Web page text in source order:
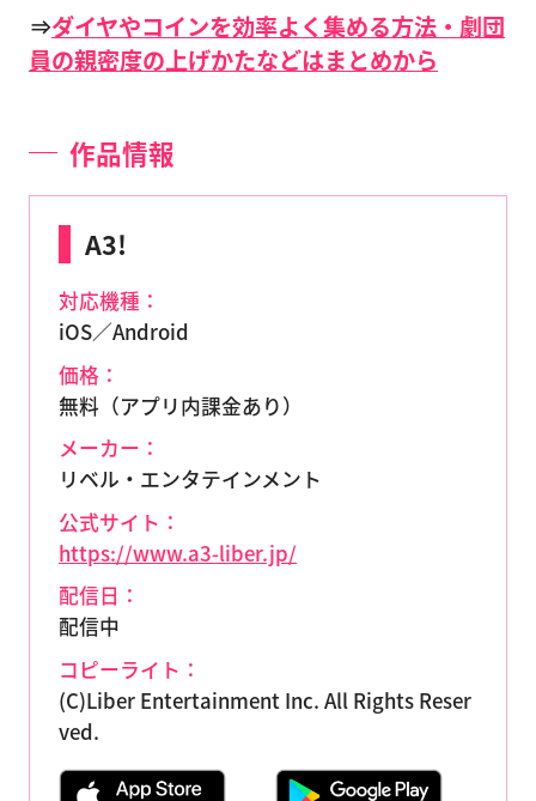
⇒ダイヤやコインを効率よく集める方法・劇団
員の親密度の上げかたなどはまとめから
作品情報
A3!
対応機種：
iOS／Android
価格：
無料（アプリ内課金あり）
メーカー：
リベル・エンタテインメント
公式サイト：
https://www.a3-liber.jp/
配信日：
配信中
コピーライト：
(C)Liber Entertainment Inc. All Rights Reser
ved.